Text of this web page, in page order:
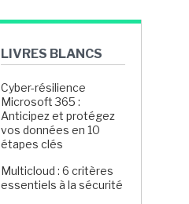
LIVRES BLANCS
Cyber-résilience
Microsoft 365 :
Anticipez et protégez
vos données en 10
étapes clés
Multicloud : 6 critères
essentiels à la sécurité